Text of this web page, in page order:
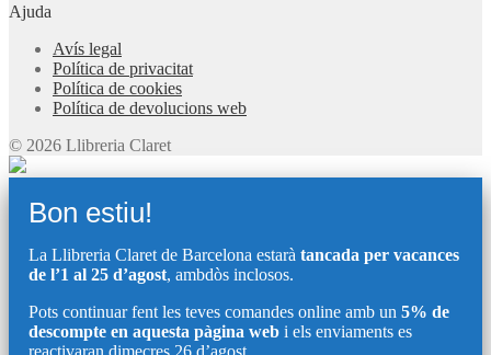
Ajuda
Avís legal
Política de privacitat
Política de cookies
Política de devolucions web
© 2026 Llibreria Claret
Bon estiu!
La Llibreria Claret de Barcelona estarà tancada per vacances
de l’1 al 25 d’agost, ambdòs inclosos.
Pots continuar fent les teves comandes online amb un 5% de
descompte en aquesta pàgina web i els enviaments es
reactivaran dimecres 26 d’agost.